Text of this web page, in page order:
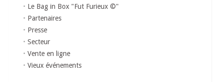
Le Bag in Box "Fut Furieux ©"
Partenaires
Presse
Secteur
Vente en ligne
Vieux événements